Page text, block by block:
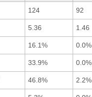
124 92
5.36 1.46
16.1% 0.0%
33.9% 0.0%
46.8% 2.2%